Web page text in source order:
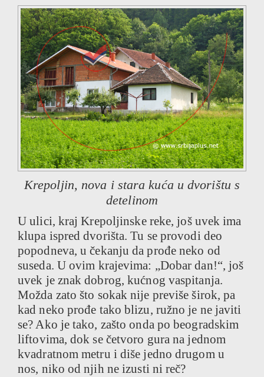
Krepoljin, nova i stara kuća u dvorištu s
detelinom
U ulici, kraj Krepoljinske reke, još uvek ima
klupa ispred dvorišta. Tu se provodi deo
popodneva, u čekanju da prođe neko od
suseda. U ovim krajevima: „Dobar dan!“, još
uvek je znak dobrog, kućnog vaspitanja.
Možda zato što sokak nije previše širok, pa
kad neko prođe tako blizu, ružno je ne javiti
se? Ako je tako, zašto onda po beogradskim
liftovima, dok se četvoro gura na jednom
kvadratnom metru i diše jedno drugom u
nos, niko od njih ne izusti ni reč?